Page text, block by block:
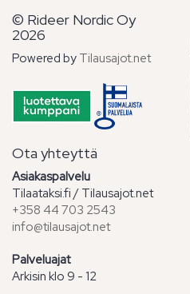
© Rideer Nordic Oy
2026
Powered by Tilausajot.net
Ota yhteyttä
Asiakaspalvelu
Tilaataksi.fi / Tilausajot.net
+358 44 703 2543
info@tilausajot.net
Palveluajat
Arkisin klo 9 - 12